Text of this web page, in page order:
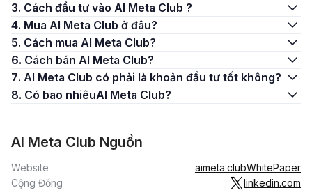
3. Cách đầu tư vào AI Meta Club ?
4. Mua AI Meta Club ở đâu?
5. Cách mua AI Meta Club?
6. Cách bán AI Meta Club?
7. AI Meta Club có phải là khoản đầu tư tốt không?
8. Có bao nhiêuAI Meta Club?
AI Meta Club Nguồn
Website aimeta.clubWhitePaper
Cộng Đồng
linkedin.com